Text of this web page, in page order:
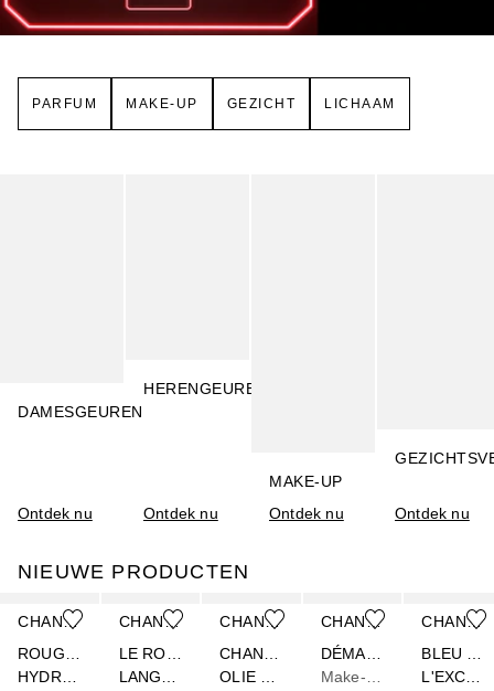
PARFUM MAKE-UP GEZICHT LICHAAM
DAMESGEUREN
Ontdek nu
HERENGEUREN
Ontdek nu
MAKE-UP
Ontdek nu
Ontdek nu
NIEUWE PRODUCTEN
CHANEL
CHANEL
CHANEL
CHANEL
CHANEL